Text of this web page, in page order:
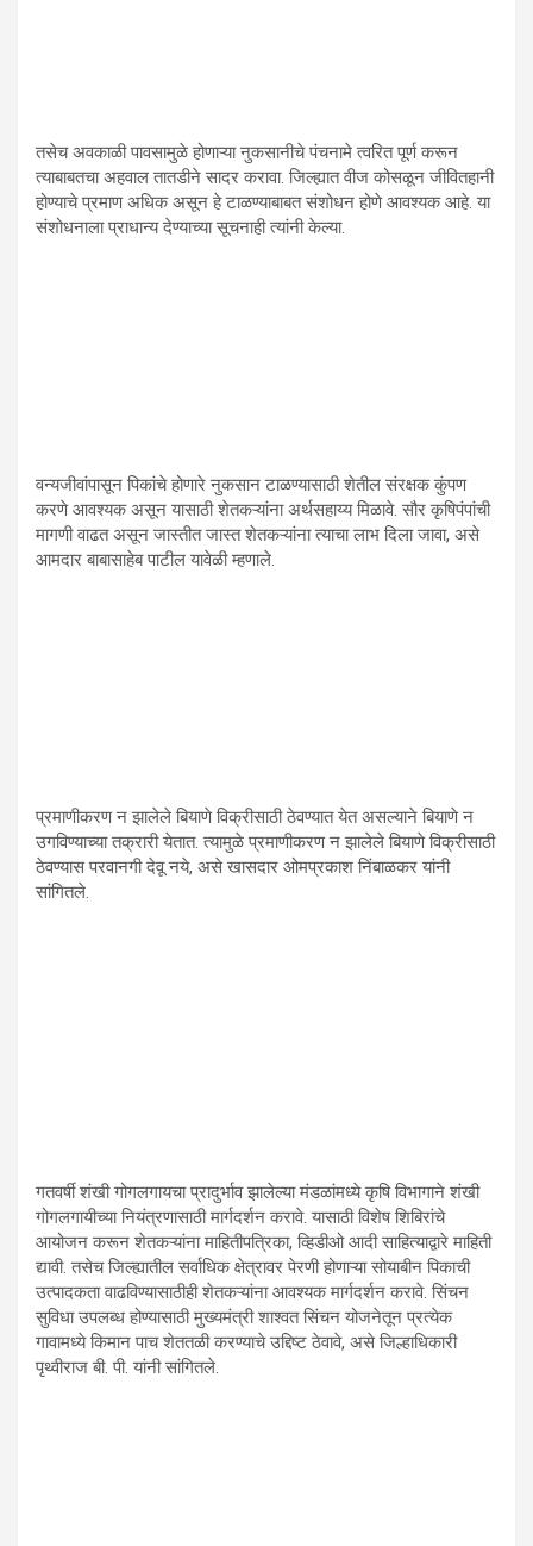
तसेच अवकाळी पावसामुळे होणाऱ्या नुकसानीचे पंचनामे त्वरित पूर्ण करून
त्याबाबतचा अहवाल तातडीने सादर करावा. जिल्ह्यात वीज कोसळून जीवितहानी
होण्याचे प्रमाण अधिक असून हे टाळण्याबाबत संशोधन होणे आवश्यक आहे. या
संशोधनाला प्राधान्य देण्याच्या सूचनाही त्यांनी केल्या.
वन्यजीवांपासून पिकांचे होणारे नुकसान टाळण्यासाठी शेतील संरक्षक कुंपण
करणे आवश्यक असून यासाठी शेतकऱ्यांना अर्थसहाय्य मिळावे. सौर कृषिपंपांची
मागणी वाढत असून जास्तीत जास्त शेतकऱ्यांना त्याचा लाभ दिला जावा, असे
आमदार बाबासाहेब पाटील यावेळी म्हणाले.
प्रमाणीकरण न झालेले बियाणे विक्रीसाठी ठेवण्यात येत असल्याने बियाणे न
उगविण्याच्या तक्रारी येतात. त्यामुळे प्रमाणीकरण न झालेले बियाणे विक्रीसाठी
ठेवण्यास परवानगी देवू नये, असे खासदार ओमप्रकाश निंबाळकर यांनी
सांगितले.
गतवर्षी शंखी गोगलगायचा प्रादुर्भाव झालेल्या मंडळांमध्ये कृषि विभागाने शंखी
गोगलगायीच्या नियंत्रणासाठी मार्गदर्शन करावे. यासाठी विशेष शिबिरांचे
आयोजन करून शेतकऱ्यांना माहितीपत्रिका, व्हिडीओ आदी साहित्याद्वारे माहिती
द्यावी. तसेच जिल्ह्यातील सर्वाधिक क्षेत्रावर पेरणी होणाऱ्या सोयाबीन पिकाची
उत्पादकता वाढविण्यासाठीही शेतकऱ्यांना आवश्यक मार्गदर्शन करावे. सिंचन
सुविधा उपलब्ध होण्यासाठी मुख्यमंत्री शाश्वत सिंचन योजनेतून प्रत्येक
गावामध्ये किमान पाच शेततळी करण्याचे उद्दिष्ट ठेवावे, असे जिल्हाधिकारी
पृथ्वीराज बी. पी. यांनी सांगितले.